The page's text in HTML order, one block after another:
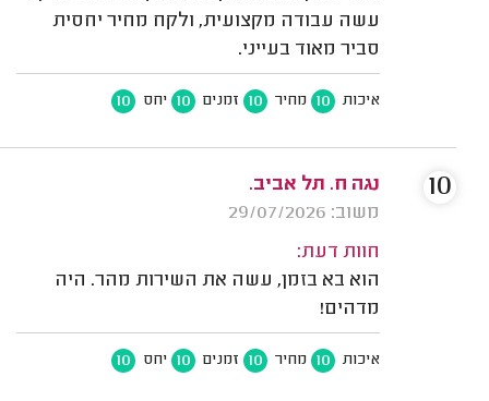
עשה עבודה מקצועית, ולקח מחיר יחסית
סביר מאוד בעייני.
איכות 10 מחיר 10 זמנים 10 יחס 10
נגה ח. תל אביב.
משוב: 29/07/2026
חוות דעת:
הוא בא בזמן, עשה את השירות מהר. היה
מדהים!
איכות 10 מחיר 10 זמנים 10 יחס 10
10